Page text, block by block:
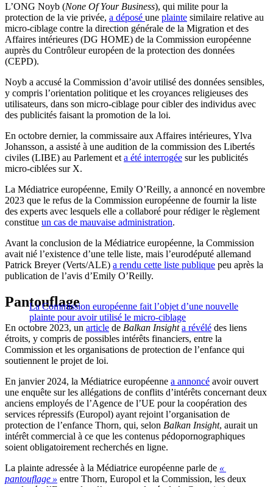
L’ONG Noyb (None Of Your Business), qui milite pour la
protection de la vie privée, a déposé une plainte similaire relative au
micro-ciblage contre la direction générale de la Migration et des
Affaires intérieures (DG HOME) de la Commission européenne
auprès du Contrôleur européen de la protection des données
(CEPD).
Noyb a accusé la Commission d’avoir utilisé des données sensibles,
y compris l’orientation politique et les croyances religieuses des
utilisateurs, dans son micro-ciblage pour cibler des individus avec
des publicités faisant la promotion de la loi.
En octobre dernier, la commissaire aux Affaires intérieures, Ylva
Johansson, a assisté à une audition de la commission des Libertés
civiles (LIBE) au Parlement et a été interrogée sur les publicités
micro-ciblées sur X.
La Médiatrice européenne, Emily O’Reilly, a annoncé en novembre
2023 que le refus de la Commission européenne de fournir la liste
des experts avec lesquels elle a collaboré pour rédiger le règlement
constitue un cas de mauvaise administration.
Avant la conclusion de la Médiatrice européenne, la Commission
avait nié l’existence d’une telle liste, mais l’eurodéputé allemand
Patrick Breyer (Verts/ALE) a rendu cette liste publique peu après la
publication de l’avis d’Emily O’Reilly.
La Commission européenne fait l’objet d’une nouvelle
plainte pour avoir utilisé le micro-ciblage
Pantouflage
En octobre 2023, un article de Balkan Insight a révélé des liens
étroits, y compris de possibles intérêts financiers, entre la
Commission et les organisations de protection de l’enfance qui
soutiennent le projet de loi.
En janvier 2024, la Médiatrice européenne a annoncé avoir ouvert
une enquête sur les allégations de conflits d’intérêts concernant deux
anciens employés de l’Agence de l’UE pour la coopération des
services répressifs (Europol) ayant rejoint l’organisation de
protection de l’enfance Thorn, qui, selon Balkan Insight, aurait un
intérêt commercial à ce que les contenus pédopornographiques
soient obligatoirement recherchés en ligne.
La plainte adressée à la Médiatrice européenne parle de «
pantouflage » entre Thorn, Europol et la Commission, les deux